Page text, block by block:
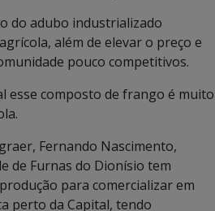
do adubo industrializado
além de elevar o preço e
pouco competitivos.
esse composto de frango é muito
Fernando Nascimento,
de Furnas do Dionísio tem
para comercializar em
perto da Capital, tendo